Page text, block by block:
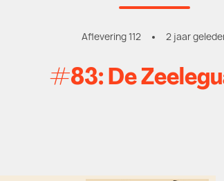
Aflevering 112 2 jaar
#83: De